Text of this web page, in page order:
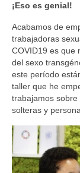
¡Eso es genial!
Acabamos de
trabajadoras
COVID19 es que
del sexo
este período
taller que he
trabajamos
solteras y